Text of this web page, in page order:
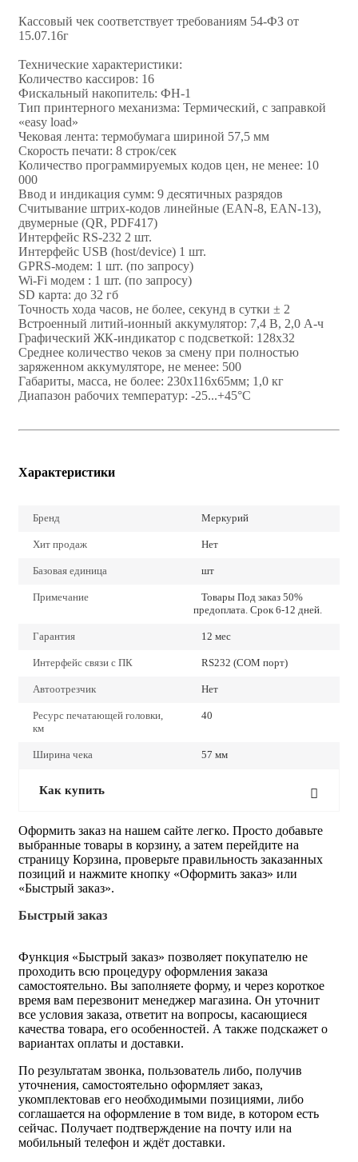
Кассовый чек соответствует требованиям 54-ФЗ от
15.07.16г
Технические характеристики:
Количество кассиров: 16
Фискальный накопитель: ФН-1
Тип принтерного механизма: Термический, с заправкой
«easy load»
Чековая лента: термобумага шириной 57,5 мм
Скорость печати: 8 строк/сек
Количество программируемых кодов цен, не менее: 10
000
Ввод и индикация сумм: 9 десятичных разрядов
Считывание штрих-кодов линейные (EAN-8, ЕАN-13),
двумерные (QR, PDF417)
Интерфейс RS-232 2 шт.
Интерфейс USB (host/device) 1 шт.
GPRS-модем: 1 шт. (по запросу)
Wi-Fi модем : 1 шт. (по запросу)
SD карта: до 32 гб
Точность хода часов, не более, секунд в сутки ± 2
Встроенный литий-ионный аккумулятор: 7,4 В, 2,0 А-ч
Графический ЖК-индикатор с подсветкой: 128х32
Среднее количество чеков за смену при полностью
заряженном аккумуляторе, не менее: 500
Габариты, масса, не более: 230х116х65мм; 1,0 кг
Диапазон рабочих температур: -25...+45°С
Характеристики
Бренд Меркурий
Хит продаж Нет
Базовая единица шт
Примечание
Товары Под заказ 50%
предоплата. Срок 6-12 дней.
Гарантия 12 мес
Интерфейс связи с ПК RS232 (COM порт)
Автоотрезчик Нет
Ресурс печатающей головки,
км
40
Ширина чека 57 мм
Как купить
Оформить заказ на нашем сайте легко. Просто добавьте
выбранные товары в корзину, а затем перейдите на
страницу Корзина, проверьте правильность заказанных
позиций и нажмите кнопку «Оформить заказ» или
«Быстрый заказ».
Быстрый заказ
Функция «Быстрый заказ» позволяет покупателю не
проходить всю процедуру оформления заказа
самостоятельно. Вы заполняете форму, и через короткое
время вам перезвонит менеджер магазина. Он уточнит
все условия заказа, ответит на вопросы, касающиеся
качества товара, его особенностей. А также подскажет о
вариантах оплаты и доставки.
По результатам звонка, пользователь либо, получив
уточнения, самостоятельно оформляет заказ,
укомплектовав его необходимыми позициями, либо
соглашается на оформление в том виде, в котором есть
сейчас. Получает подтверждение на почту или на
мобильный телефон и ждёт доставки.